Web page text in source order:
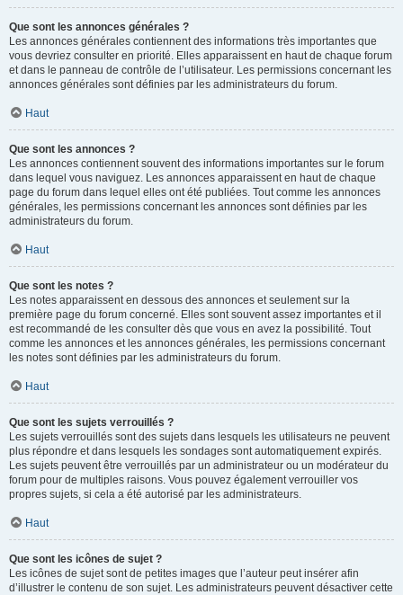
Que sont les annonces générales ?
Les annonces générales contiennent des informations très importantes que
vous devriez consulter en priorité. Elles apparaissent en haut de chaque forum
et dans le panneau de contrôle de l’utilisateur. Les permissions concernant les
annonces générales sont définies par les administrateurs du forum.
Haut
Que sont les annonces ?
Les annonces contiennent souvent des informations importantes sur le forum
dans lequel vous naviguez. Les annonces apparaissent en haut de chaque
page du forum dans lequel elles ont été publiées. Tout comme les annonces
générales, les permissions concernant les annonces sont définies par les
administrateurs du forum.
Haut
Que sont les notes ?
Les notes apparaissent en dessous des annonces et seulement sur la
première page du forum concerné. Elles sont souvent assez importantes et il
est recommandé de les consulter dès que vous en avez la possibilité. Tout
comme les annonces et les annonces générales, les permissions concernant
les notes sont définies par les administrateurs du forum.
Haut
Que sont les sujets verrouillés ?
Les sujets verrouillés sont des sujets dans lesquels les utilisateurs ne peuvent
plus répondre et dans lesquels les sondages sont automatiquement expirés.
Les sujets peuvent être verrouillés par un administrateur ou un modérateur du
forum pour de multiples raisons. Vous pouvez également verrouiller vos
propres sujets, si cela a été autorisé par les administrateurs.
Haut
Que sont les icônes de sujet ?
Les icônes de sujet sont de petites images que l’auteur peut insérer afin
d’illustrer le contenu de son sujet. Les administrateurs peuvent désactiver cette